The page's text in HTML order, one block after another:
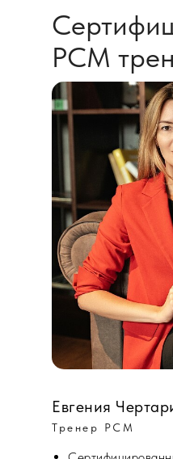
PCM
Тренер РСМ
Евгения